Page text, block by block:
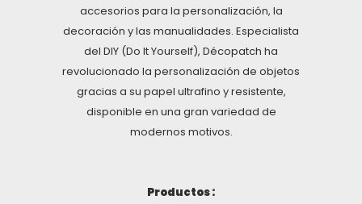
accesorios para la personalización, la
decoración y las manualidades. Especialista
del DIY (Do It Yourself), Décopatch ha
revolucionado la personalización de objetos
gracias a su papel ultrafino y resistente,
disponible en una gran variedad de
modernos motivos.
Productos :